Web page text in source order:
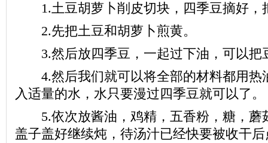
1.土豆胡萝卜削皮切块，四季豆摘好，
2.先把土豆和胡萝卜煎黄。
3.然后放四季豆，一起过下油，可以把
4.然后我们就可以将全部的材料都用热
入适量的水，水只要漫过四季豆就可以了。
5.依次放酱油，鸡精，五香粉，糖，蘑
盖子盖好继续炖，待汤汁已经快要被收干